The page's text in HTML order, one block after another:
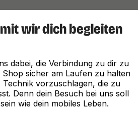
wir dich begleiten
dabei, die Verbindung zu dir zu
sicher am Laufen zu halten
Technik vorzuschlagen, die zu
Denn dein Besuch bei uns soll
wie dein mobiles Leben.